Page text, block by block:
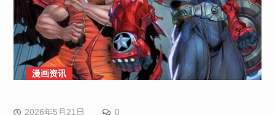
漫画资讯
2026年5月21日 0